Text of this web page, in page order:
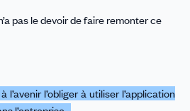
pas le devoir de faire remonter ce
l’obliger à utiliser l’application